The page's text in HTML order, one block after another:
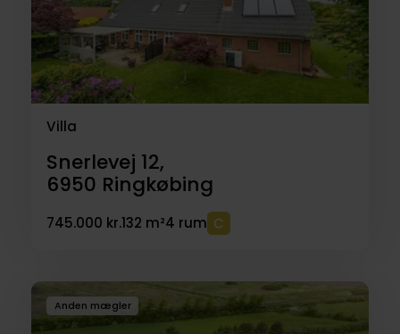
Villa
Snerlevej 12,
6950 Ringkøbing
745.000 kr.132 m²4 rum
Anden mægler